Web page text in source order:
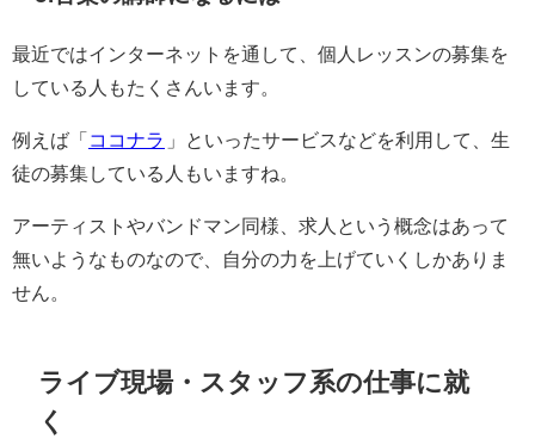
最近ではインターネットを通して、個人レッスンの募集を
している人もたくさんいます。
例えば「 ココナラ 」といったサービスなどを利用して、生
徒の募集している人もいますね。
アーティストやバンドマン同様、求人という概念はあって
無いようなものなので、自分の力を上げていくしかありま
せん。
ライブ現場・スタッフ系の仕事に就
く